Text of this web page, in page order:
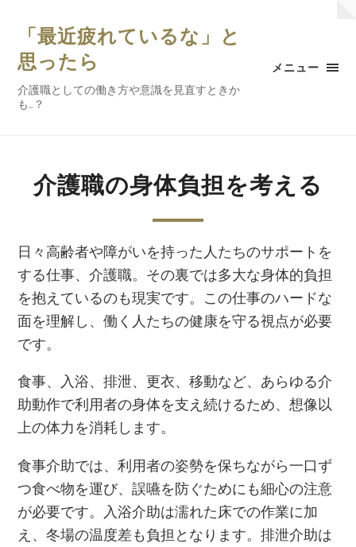
メニュー
「最近疲れているな」と
思ったら
介護職としての働き方や意識を見直すときか
も…？
介護職の身体負担を考える
日々高齢者や障がいを持った人たちのサポートを
する仕事、介護職。その裏では多大な身体的負担
を抱えているのも現実です。この仕事のハードな
面を理解し、働く人たちの健康を守る視点が必要
です。
食事、入浴、排泄、更衣、移動など、あらゆる介
助動作で利用者の身体を支え続けるため、想像以
上の体力を消耗します。
食事介助では、利用者の姿勢を保ちながら一口ず
つ食べ物を運び、誤嚥を防ぐためにも細心の注意
が必要です。入浴介助は濡れた床での作業に加
え、冬場の温度差も負担となります。排泄介助は